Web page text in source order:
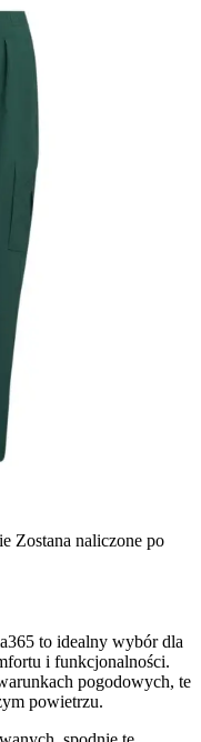
Zostana naliczone po
to idealny wybór dla
i funkcjonalności.
pogodowych, te
powietrzu.